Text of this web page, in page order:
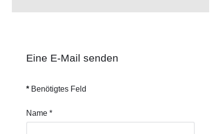
Eine E-Mail senden
* Benötigtes Feld
Name *